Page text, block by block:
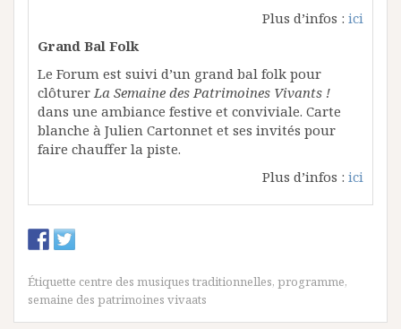
Plus d’infos : ici
Grand Bal Folk
Le Forum est suivi d’un grand bal folk pour
clôturer La Semaine des Patrimoines Vivants !
dans une ambiance festive et conviviale. Carte
blanche à Julien Cartonnet et ses invités pour
faire chauffer la piste.
Plus d’infos : ici
Étiquette centre des musiques traditionnelles, programme,
semaine des patrimoines vivaats